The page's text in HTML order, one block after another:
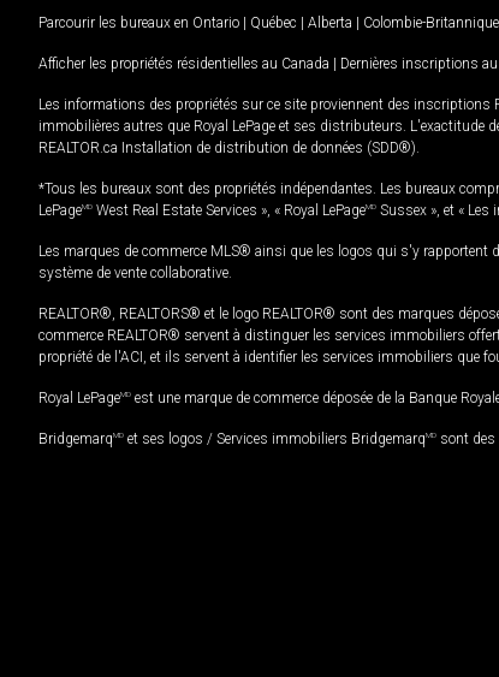
Parcourir les bureaux en Ontario | Québec | Alberta | Colombie-Britannique
Afficher les propriétés résidentielles au Canada | Dernières inscriptions au
Les informations des propriétés sur ce site proviennent des inscriptions
immobilières autres que Royal LePage et ses distributeurs. L'exactitude
REALTOR.ca Installation de distribution de données (SDD®).
*Tous les bureaux sont des propriétés indépendantes. Les bureaux
LePageMD West Real Estate Services », « Royal LePageMD Sussex », et «
Les marques de commerce MLS® ainsi que les logos qui s'y rapportent
système de vente collaborative.
REALTOR®, REALTORS® et le logo REALTOR® sont des marques
commerce REALTOR® servent à distinguer les services immobiliers
propriété de l'ACI, et ils servent à identifier les services immobiliers que
Royal LePageMD est une marque de commerce déposée de la Banque
BridgemarqMD et ses logos / Services immobiliers BridgemarqMD sont des